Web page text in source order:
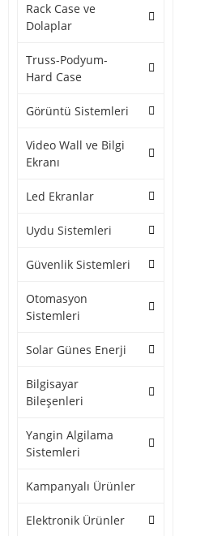
Rack Case ve
Dolaplar
Truss-Podyum-
Hard Case
Görüntü Sistemleri
Video Wall ve Bilgi
Ekranı
Led Ekranlar
Uydu Sistemleri
Güvenlik Sistemleri
Otomasyon
Sistemleri
Solar Günes Enerji
Bilgisayar
Bileşenleri
Yangin Algilama
Sistemleri
Kampanyalı Ürünler
Elektronik Ürünler